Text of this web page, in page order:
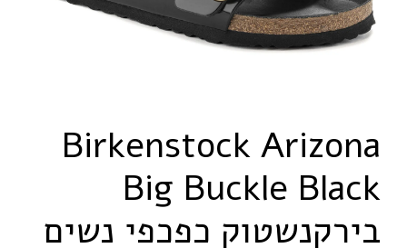
Birkenstock Arizona
Big Buckle Black
בירקנשטוק כפכפי נשים